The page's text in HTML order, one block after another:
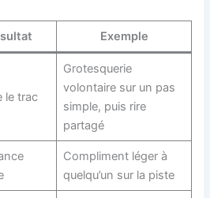
Exemple
le trac
Grotesquerie
volontaire sur un pas
simple, puis rire
partagé
Compliment léger à
quelqu’un sur la piste